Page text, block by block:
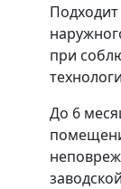
Подходит
при
До 6